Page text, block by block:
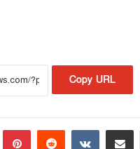
Copy URL
VKontakte